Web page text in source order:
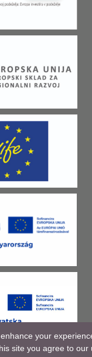
your
site you agree to our